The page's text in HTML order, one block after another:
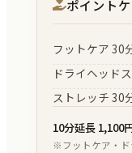
ポイント
フットケア 30
ドライヘッド
ストレッチ 30
10分延長 1,100
※フットケア・ド